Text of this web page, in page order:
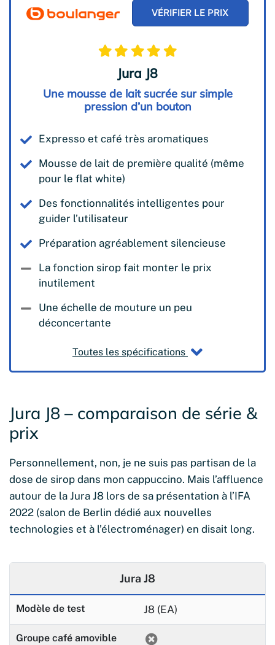
Jura J8
Une mousse de lait sucrée sur simple
pression d’un bouton
Expresso et café très aromatiques
Mousse de lait de première qualité (même
pour le flat white)
Des fonctionnalités intelligentes pour
guider l’utilisateur
Préparation agréablement silencieuse
La fonction sirop fait monter le prix
inutilement
Une échelle de mouture un peu
déconcertante
VÉRIFIER LE PRIX
Toutes les spécifications
Jura J8 – comparaison de série &
prix
Personnellement, non, je ne suis pas partisan de la
dose de sirop dans mon cappuccino. Mais l’affluence
autour de la Jura J8 lors de sa présentation à l’IFA
2022 (salon de Berlin dédié aux nouvelles
technologies et à l’électroménager) en disait long.
Jura J8
Modèle de test J8 (EA)
Groupe café amovible